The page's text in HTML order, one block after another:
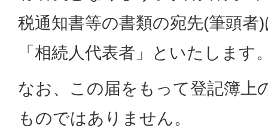
税通知書等の書類の宛先(筆頭者
「相続人代表者」といたします
なお、この届をもって登記簿上
ものではありません。